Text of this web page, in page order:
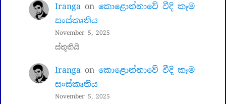
Iranga on කොළොන්නාවේ වීදි කෑම
සංස්කෘතිය
November 5, 2025
ස්තූතියි
Iranga on කොළොන්නාවේ වීදි කෑම
සංස්කෘතිය
November 5, 2025